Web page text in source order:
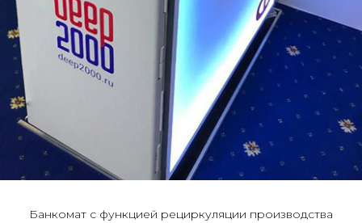
Банкомат с функцией рециркуляции производства